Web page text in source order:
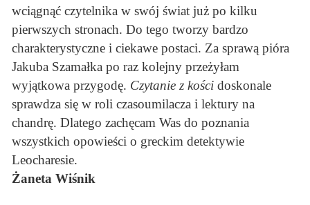
wciągnąć czytelnika w swój świat już po kilku
pierwszych stronach. Do tego tworzy bardzo
charakterystyczne i ciekawe postaci. Za sprawą pióra
Jakuba Szamałka po raz kolejny przeżyłam
wyjątkowa przygodę. Czytanie z kości doskonale
sprawdza się w roli czasoumilacza i lektury na
chandrę. Dlatego zachęcam Was do poznania
wszystkich opowieści o greckim detektywie
Leocharesie.
Żaneta Wiśnik